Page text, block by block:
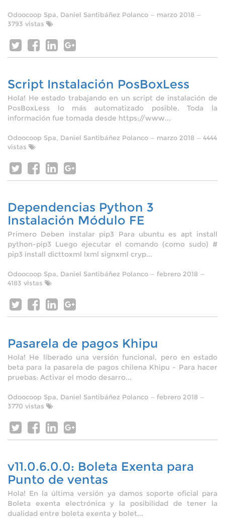
Odoocoop Spa, Daniel Santibáñez Polanco — marzo 2018 —
3793 vistas
Script Instalación PosBoxLess
Hola! He estado trabajando en un script de instalación de
PosBoxLess lo más automatizado posible. Toda la
información fue tomada desde https://www...
Odoocoop Spa, Daniel Santibáñez Polanco — marzo 2018 — 4444
vistas
Dependencias Python 3
Instalación Módulo FE
Primero Deben instalar pip3 Para ubuntu es apt install
python-pip3 Luego ejecutar el comando (como sudo) #
pip3 install dicttoxml lxml signxml cryp...
Odoocoop Spa, Daniel Santibáñez Polanco — febrero 2018 —
4183 vistas
Pasarela de pagos Khipu
Hola! He liberado una versión funcional, pero en estado
beta para la pasarela de pagos chilena Khipu - Para hacer
pruebas: Activar el modo desarro...
Odoocoop Spa, Daniel Santibáñez Polanco — febrero 2018 —
3770 vistas
v11.0.6.0.0: Boleta Exenta para
Punto de ventas
Hola! En la última versión ya damos soporte oficial para
Boleta exenta electrónica y la posibilidad de tener la
dualidad entre boleta exenta y bolet...